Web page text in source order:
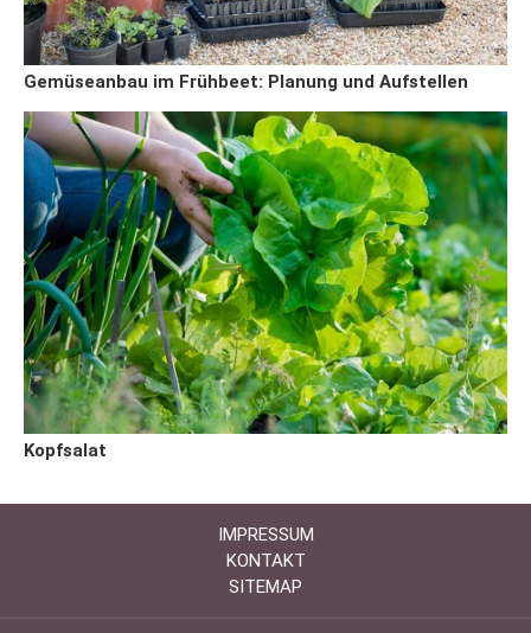
Gemüseanbau im Frühbeet: Planung und Aufstellen
Kopfsalat
IMPRESSUM
KONTAKT
SITEMAP